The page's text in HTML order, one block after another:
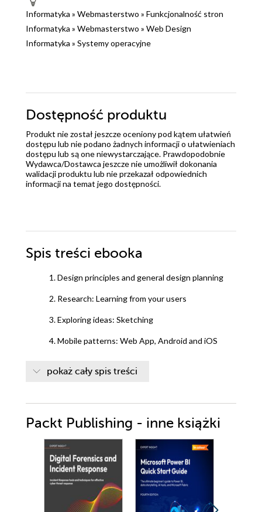
Informatyka » Webmasterstwo » Funkcjonalność stron
Informatyka » Webmasterstwo » Web Design
Informatyka » Systemy operacyjne
Dostępność produktu
Produkt nie został jeszcze oceniony pod kątem ułatwień
dostępu lub nie podano żadnych informacji o ułatwieniach
dostępu lub są one niewystarczające. Prawdopodobnie
Wydawca/Dostawca jeszcze nie umożliwił dokonania
walidacji produktu lub nie przekazał odpowiednich
informacji na temat jego dostępności.
Spis treści ebooka
1. Design principles and general design planning
2. Research: Learning from your users
3. Exploring ideas: Sketching
4. Mobile patterns: Web App, Android and iOS
6. Prototyping: Bring your ideas to life
7. Prototyping with motion (using Tumult Hype)
8. Prototyping with code (using Framer Studio)
9. User testing
pokaż cały spis treści
Packt Publishing - inne książki